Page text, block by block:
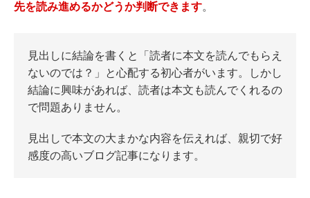
先を読み進めるかどうか判断できます。
見出しに結論を書くと「読者に本文を読んでもらえ
ないのでは？」と心配する初心者がいます。しかし
結論に興味があれば、読者は本文も読んでくれるの
で問題ありません。
見出しで本文の大まかな内容を伝えれば、親切で好
感度の高いブログ記事になります。